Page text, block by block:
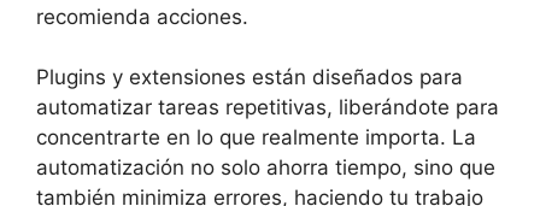
recomienda acciones.
Plugins y extensiones están diseñados para
automatizar tareas repetitivas, liberándote para
concentrarte en lo que realmente importa. La
automatización no solo ahorra tiempo, sino que
también minimiza errores, haciendo tu trabajo